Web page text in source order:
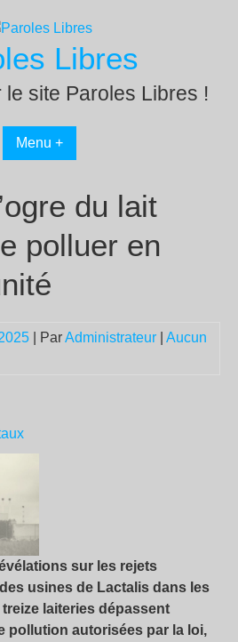
Libres
le site Paroles Libres !
Menu +
du lait
polluer en
| ParAdministrateur
Aucun
sur les rejets
usines de Lactalis dans les
laiteries dépassent
pollution autorisées par la loi,